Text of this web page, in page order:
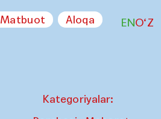
Matbuot
Aloqa
ENO‘Z
Kategoriyalar: